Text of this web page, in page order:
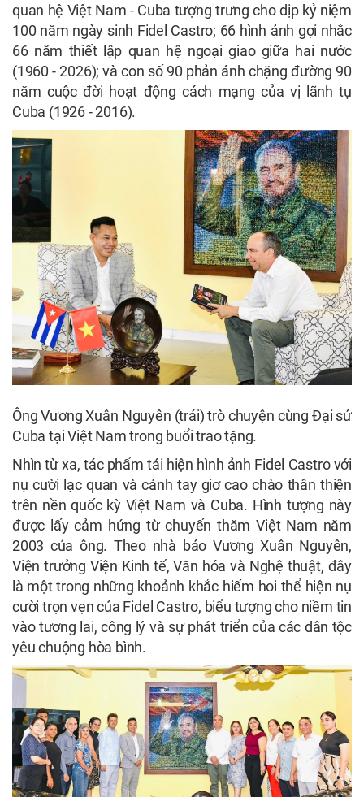
quan hệ Việt Nam - Cuba tượng trưng cho dịp kỷ niệm
100 năm ngày sinh Fidel Castro; 66 hình ảnh gợi nhắc
66 năm thiết lập quan hệ ngoại giao giữa hai nước
(1960 - 2026); và con số 90 phản ánh chặng đường 90
năm cuộc đời hoạt động cách mạng của vị lãnh tụ
Cuba (1926 - 2016).
Ông Vương Xuân Nguyên (trái) trò chuyện cùng Đại sứ
Cuba tại Việt Nam trong buổi trao tặng.
Nhìn từ xa, tác phẩm tái hiện hình ảnh Fidel Castro với
nụ cười lạc quan và cánh tay giơ cao chào thân thiện
trên nền quốc kỳ Việt Nam và Cuba. Hình tượng này
được lấy cảm hứng từ chuyến thăm Việt Nam năm
2003 của ông. Theo nhà báo Vương Xuân Nguyên,
Viện trưởng Viện Kinh tế, Văn hóa và Nghệ thuật, đây
là một trong những khoảnh khắc hiếm hoi thể hiện nụ
cười trọn vẹn của Fidel Castro, biểu tượng cho niềm tin
vào tương lai, công lý và sự phát triển của các dân tộc
yêu chuộng hòa bình.